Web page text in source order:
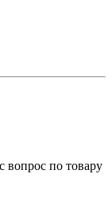
вопрос по товару